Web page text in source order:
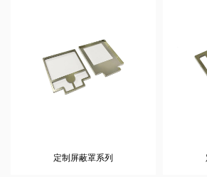
定制屏蔽罩系列